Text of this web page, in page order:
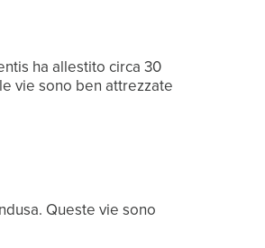
ha allestito circa 30
vie sono ben attrezzate
Queste vie sono